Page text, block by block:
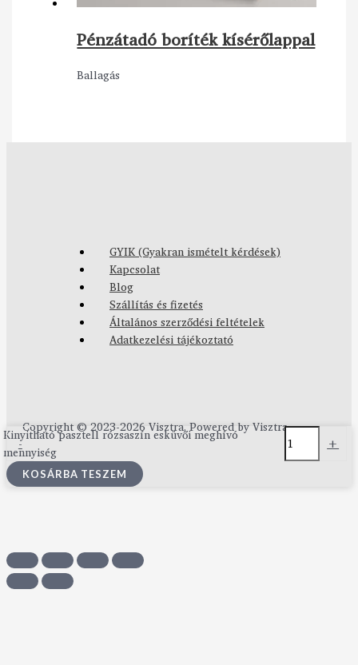
Pénzátadó boríték kísérőlappal
Ballagás
GYIK (Gyakran ismételt kérdések)
Kapcsolat
Blog
Szállítás és fizetés
Általános szerződési feltételek
Adatkezelési tájékoztató
Copyright © 2023-2026 Visztra. Powered by Visztra.
-
Kinyitható pasztell rózsaszín esküvői meghívó
mennyiség
+
KOSÁRBA TESZEM